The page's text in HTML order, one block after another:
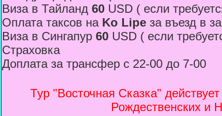
Виза в Тайланд 60 USD ( если
Оплата таксов на Ko Lipe за въезд в
Виза в Сингапур 60 USD ( eсли
Страховка
Доплата за трансфер с 22-00 до 7-00
Тур "Восточная Сказка"
Рождественских и